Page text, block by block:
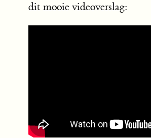
dit mooie videoverslag: